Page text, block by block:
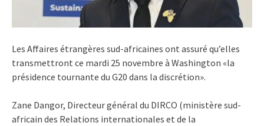
Les Affaires étrangères sud-africaines ont assuré qu’elles
transmettront ce mardi 25 novembre à Washington «la
présidence tournante du G20 dans la discrétion».
Zane Dangor, Directeur général du DIRCO (ministère sud-
africain des Relations internationales et de la